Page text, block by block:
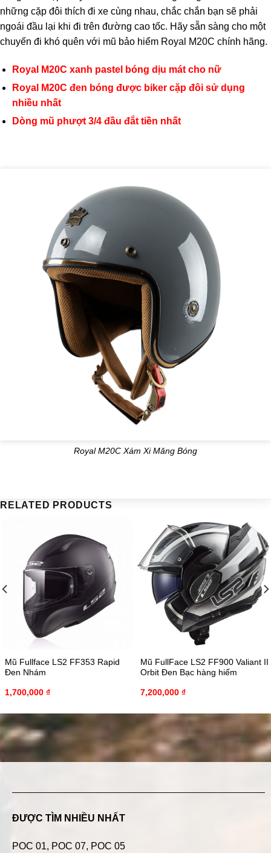
những cặp đôi thích đi xe cùng nhau, chắc chắn bạn sẽ phải
ngoái đầu lại khi đi trên đường cao tốc. Hãy sẵn sàng cho một
chuyến đi khó quên với mũ bảo hiểm Royal M20C chính hãng.
Royal M20C xanh pastel bóng dịu mát cho nữ
Royal M20C đen bóng được biker cặp đôi sử dụng
nhiều nhất
Dòng mũ phượt 3/4 đầu đắt tiền nhất
Royal M20C Xám Xi Măng Bóng
RELATED PRODUCTS
Mũ Fullface LS2 FF353 Rapid
Đen Nhám
1,700,000 ₫
Mũ FullFace LS2 FF900 Valiant II
Orbit Đen Bạc hàng hiếm
7,200,000 ₫
ĐƯỢC TÌM NHIỀU NHẤT
POC 01, POC 07, POC 05